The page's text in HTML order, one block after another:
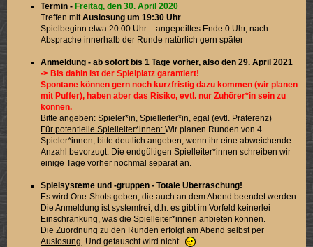
Termin -Freitag, den 30. April 2020
Treffen mitAuslosung um 19:30 Uhr
Spielbeginn etwa 20:00 Uhr – angepeiltes Ende 0 Uhr, nach
Absprache innerhalb der Runde natürlich gern später
Anmeldung - ab sofort bis 1 Tage vorher, also den 29. April 2021
-> Bis dahin ist der Spielplatz garantiert!
Spontane können gern noch kurzfristig dazu kommen (wir planen
mit Puffer), haben aber das Risiko, evtl. nur Zuhörer*in sein zu
können.
Bitte angeben: Spieler*in, Spielleiter*in, egal (evtl. Präferenz)
Für potentielle Spielleiter*innen:Wir planen Runden von 4
Spieler*innen, bitte deutlich angeben, wenn ihr eine abweichende
Anzahl bevorzugt. Die endgültigen Spielleiter*innen schreiben wir
einige Tage vorher nochmal separat an.
Spielsysteme und -gruppen - Totale Überraschung!
Es wird One-Shots geben, die auch an dem Abend beendet werden.
Die Anmeldung ist systemfrei, d.h. es gibt im Vorfeld keinerlei
Einschränkung, was die Spielleiter*innen anbieten können.
Die Zuordnung zu den Runden erfolgt am Abend selbst per
Auslosung. Und getauscht wird nicht.